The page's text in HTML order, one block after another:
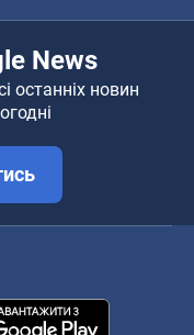
News
останніх новин